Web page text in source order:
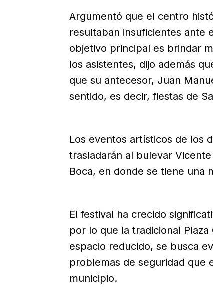
Argumentó que el centro
resultaban insuficientes ante
objetivo principal es brindar
los asistentes, dijo además
que su antecesor, Juan
sentido, es decir, fiestas de
Los eventos artísticos de los
trasladarán al bulevar
Boca, en donde se tiene una
El festival ha crecido
por lo que la tradicional
espacio reducido, se busca
problemas de seguridad que
municipio.